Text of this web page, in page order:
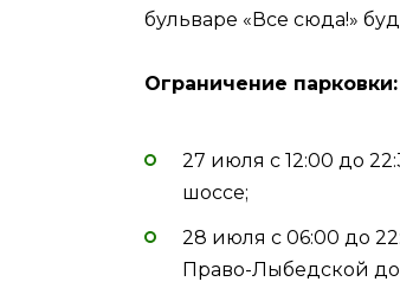
бульваре «Все сюда!»
Ограничение парковки:
27 июля с 12:00 до
шоссе;
28 июля с 06:00 до
Право-Лыбедской